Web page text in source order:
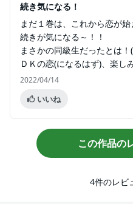
続き気になる！
まだ１巻は、これから恋が始
続きが気になる～！！
まさかの同級生だったとは！
ＤＫの恋(になるはず)、楽し
2022/04/14
いいね
この作品の
4件のレビ